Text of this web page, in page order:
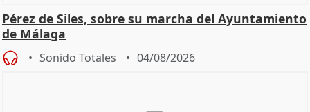
Pérez de Siles, sobre su marcha del Ayuntamiento
de Málaga
Sonido Totales 04/08/2026